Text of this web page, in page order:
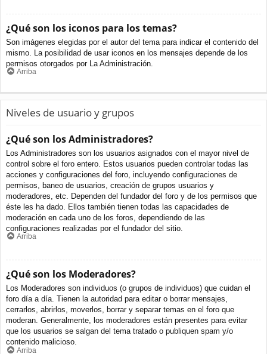
¿Qué son los iconos para los temas?
Son imágenes elegidas por el autor del tema para indicar el contenido del
mismo. La posibilidad de usar iconos en los mensajes depende de los
permisos otorgados por La Administración.
Arriba
Niveles de usuario y grupos
¿Qué son los Administradores?
Los Administradores son los usuarios asignados con el mayor nivel de
control sobre el foro entero. Estos usuarios pueden controlar todas las
acciones y configuraciones del foro, incluyendo configuraciones de
permisos, baneo de usuarios, creación de grupos usuarios y
moderadores, etc. Dependen del fundador del foro y de los permisos que
éste les ha dado. Ellos también tienen todas las capacidades de
moderación en cada uno de los foros, dependiendo de las
configuraciones realizadas por el fundador del sitio.
Arriba
¿Qué son los Moderadores?
Los Moderadores son individuos (o grupos de individuos) que cuidan el
foro día a día. Tienen la autoridad para editar o borrar mensajes,
cerrarlos, abrirlos, moverlos, borrar y separar temas en el foro que
moderan. Generalmente, los moderadores están presentes para evitar
que los usuarios se salgan del tema tratado o publiquen spam y/o
contenido malicioso.
Arriba